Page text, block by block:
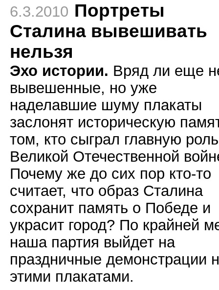
6.3.2010 Портреты
Сталина вывешивать
нельзя
Эхо истории. Вряд ли еще
вывешенные, но уже
наделавшие шуму плакаты
заслонят историческую
том, кто сыграл главную
Великой Отечественной
Почему же до сих пор кто-то
считает, что образ Сталина
сохранит память о Победе и
украсит город? По крайней
наша партия выйдет на
праздничные демонстрации
этими плакатами.